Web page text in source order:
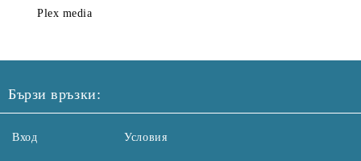
Plex media
Бързи връзки:
Вход Условия